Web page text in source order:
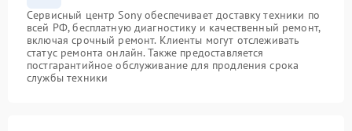
Сервисный центр Sony обеспечивает доставку техники по
всей РФ, бесплатную диагностику и качественный ремонт,
включая срочный ремонт. Клиенты могут отслеживать
статус ремонта онлайн. Также предоставляется
постгарантийное обслуживание для продления срока
службы техники